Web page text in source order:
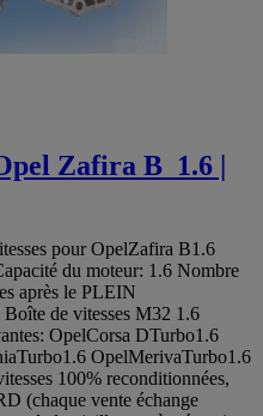
Zafira B_1.6 |
pour OpelZafira B1.6
du moteur: 1.6 Nombre
après le PLEIN
de vitesses M32 1.6
OpelCorsa DTurbo1.6
OpelMerivaTurbo1.6
100% reconditionnées,
(chaque vente échange